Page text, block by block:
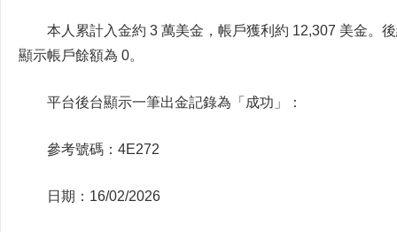
本人累計入金約 3 萬美金，帳戶獲利約 12,307 美金。
顯示帳戶餘額為 0。
平台後台顯示一筆出金記錄為「成功」：
參考號碼：4E272
日期：16/02/2026